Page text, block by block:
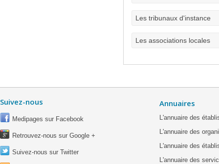
Les tribunaux d'instance
Les associations locales
Suivez-nous
Medipages sur Facebook
Retrouvez-nous sur Google +
Suivez-nous sur Twitter
Annuaires
L'annuaire des
L'annuaire des
L'annuaire des
L'annuaire des